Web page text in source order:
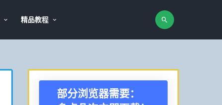
精品教程
部分浏览器需要：